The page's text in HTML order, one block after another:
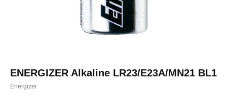
ENERGIZER Alkaline LR23/E23A/MN21 BL1
Energizer